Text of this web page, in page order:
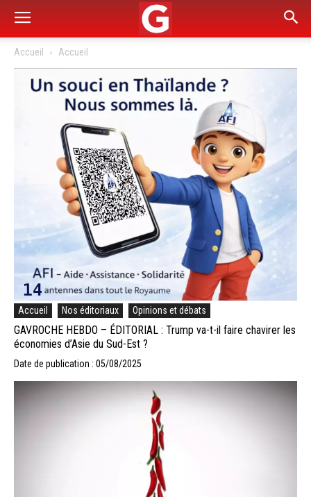
Accueil Accueil
Accueil Nos éditoriaux Opinions et débats
GAVROCHE HEBDO – ÉDITORIAL : Trump va-t-il faire chavirer les
économies d’Asie du Sud-Est ?
Date de publication : 05/08/2025